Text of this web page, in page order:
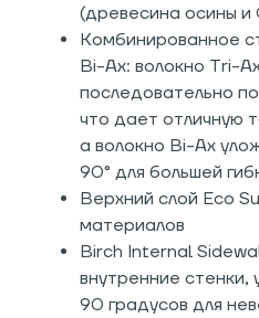
(древесина осины
Комбинированное
Bi-Ax: волокно Tri-
последовательно
что дает отличную
а волокно Bi-Ax
90° для большей
Верхний слой Eco
материалов
Birch Internal
внутренние
90 градусов для